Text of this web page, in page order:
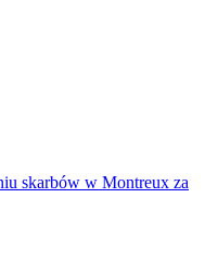
skarbów w Montreux za